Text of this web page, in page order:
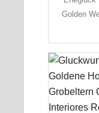
Golden